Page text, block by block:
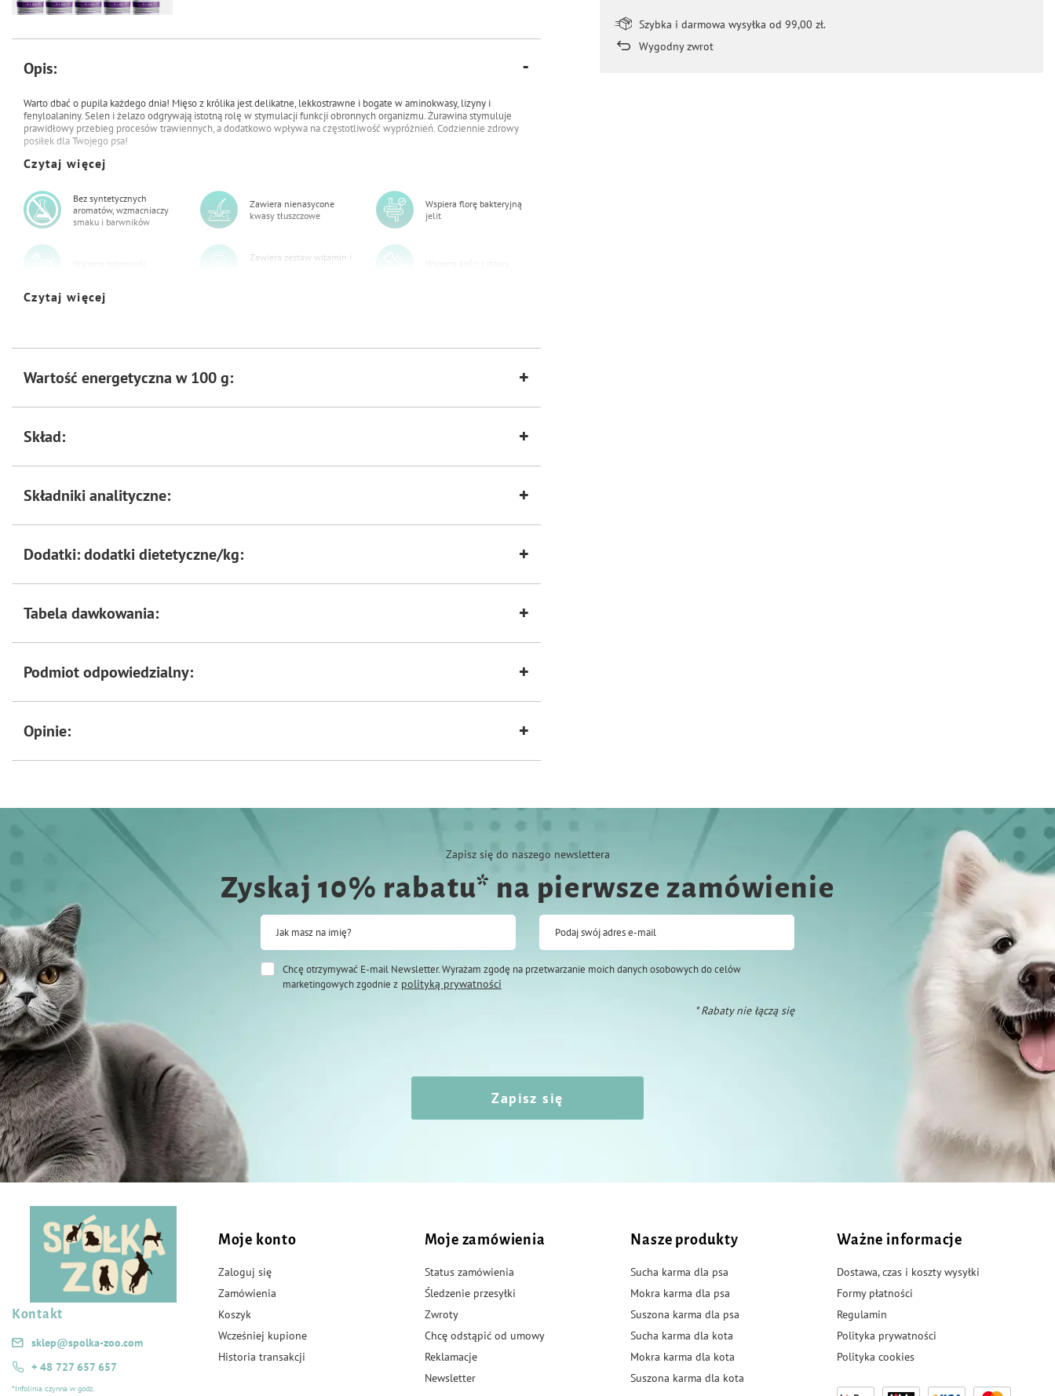
Szybka i darmowa wysyłka od 99,00 zł.
Wygodny zwrot
47,50 zł
Mokra karma dla psa Dolina Noteci
Premium bogata w królika z
żurawiną zestaw 10 x 150 g
Opis:
Warto dbać o pupila każdego dnia! Mięso z królika jest delikatne, lekkostrawne i bogate w aminokwasy, lizyny i
fenyloalaniny. Selen i żelazo odgrywają istotną rolę w stymulacji funkcji obronnych organizmu. Żurawina stymuluje
prawidłowy przebieg procesów trawiennych, a dodatkowo wpływa na częstotliwość wypróżnień. Codziennie zdrowy
posiłek dla Twojego psa!
Czytaj więcej
Bez syntetycznych
aromatów, wzmacniaczy
smaku i barwników
Zawiera nienasycone
kwasy tłuszczowe
Wspiera florę bakteryjną
jelit
Zawiera zestaw witamin i
Czytaj więcej
Wartość energetyczna w 100 g:
Skład:
Składniki analityczne:
Dodatki: dodatki dietetyczne/kg:
Tabela dawkowania:
Podmiot odpowiedzialny:
Opinie:
Zapisz się do naszego newslettera
Zyskaj 10% rabatu* na pierwsze zamówienie
Jak masz na imię? Podaj swój adres e-mail
Chcę otrzymywać E-mail Newsletter. Wyrażam zgodę na przetwarzanie moich danych osobowych do celów
marketingowych zgodnie z polityką prywatności
* Rabaty nie łączą się
Zapisz się
Kontakt
sklep@spolka-zoo.com
+ 48 727 657 657
*Infolinia czynna w godz.
Moje konto
Zaloguj się
Zamówienia
Koszyk
Wcześniej kupione
Historia transakcji
Moje zamówienia
Status zamówienia
Śledzenie przesyłki
Zwroty
Chcę odstąpić od umowy
Reklamacje
Newsletter
Nasze produkty
Sucha karma dla psa
Mokra karma dla psa
Suszona karma dla psa
Sucha karma dla kota
Mokra karma dla kota
Suszona karma dla kota
Ważne informacje
Dostawa, czas i koszty wysyłki
Formy płatności
Regulamin
Polityka prywatności
Polityka cookies